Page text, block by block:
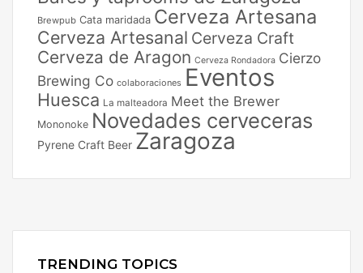
Brewpub Cata maridada Cerveza Artesana
Cerveza Artesanal Cerveza Craft
Cerveza de Aragon Cerveza Rondadora Cierzo
Brewing Co colaboraciones Eventos
Huesca La malteadora Meet the Brewer
Mononoke Novedades cerveceras
Pyrene Craft Beer Zaragoza
TRENDING TOPICS